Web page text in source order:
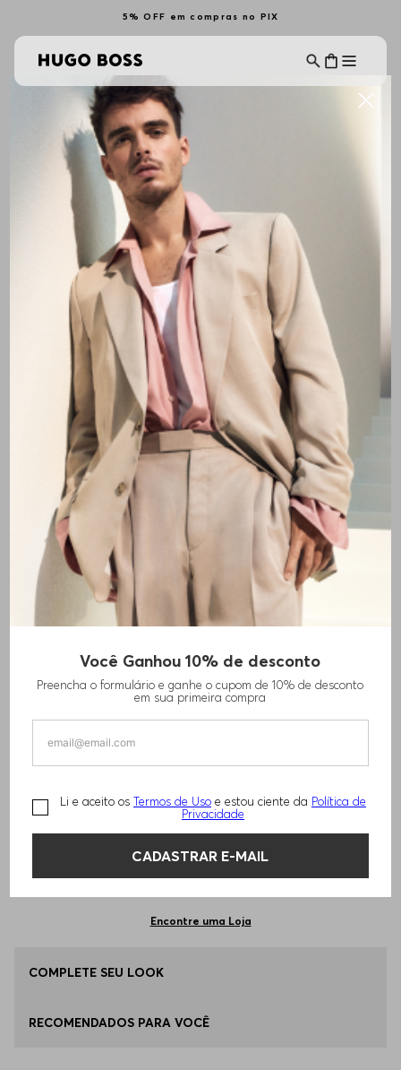
5% OFF em compras no PIX
Você Ganhou 10% de desconto
Preencha o formulário e ganhe o cupom de 10% de desconto
em sua primeira compra
Li e aceito os Termos de Uso e estou ciente da Política de
Privacidade
CADASTRAR E-MAIL
POLO DE ALGODÃO COM PADRÃO
TAMANHO -P - S Informações do Tamanho
Qual o seu Tamanho? Tabela de Tamanhos
M - M
G - L
ADICIONAR AO CARRINHO
Encontre uma Loja
COMPLETE SEU LOOK
RECOMENDADOS PARA VOCÊ